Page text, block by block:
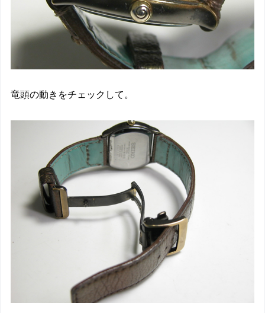
竜頭の動きをチェックして。